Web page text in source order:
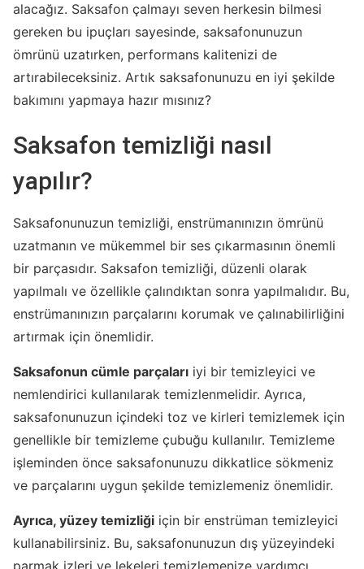
alacağız. Saksafon çalmayı seven herkesin bilmesi
gereken bu ipuçları sayesinde, saksafonunuzun
ömrünü uzatırken, performans kalitenizi de
artırabileceksiniz. Artık saksafonunuzu en iyi şekilde
bakımını yapmaya hazır mısınız?
Saksafon temizliği nasıl
yapılır?
Saksafonunuzun temizliği, enstrümanınızın ömrünü
uzatmanın ve mükemmel bir ses çıkarmasının önemli
bir parçasıdır. Saksafon temizliği, düzenli olarak
yapılmalı ve özellikle çalındıktan sonra yapılmalıdır. Bu,
enstrümanınızın parçalarını korumak ve çalınabilirliğini
artırmak için önemlidir.
Saksafonun cümle parçaları iyi bir temizleyici ve
nemlendirici kullanılarak temizlenmelidir. Ayrıca,
saksafonunuzun içindeki toz ve kirleri temizlemek için
genellikle bir temizleme çubuğu kullanılır. Temizleme
işleminden önce saksafonunuzu dikkatlice sökmeniz
ve parçalarını uygun şekilde temizlemeniz önemlidir.
Ayrıca, yüzey temizliği için bir enstrüman temizleyici
kullanabilirsiniz. Bu, saksafonunuzun dış yüzeyindeki
parmak izleri ve lekeleri temizlemenize yardımcı